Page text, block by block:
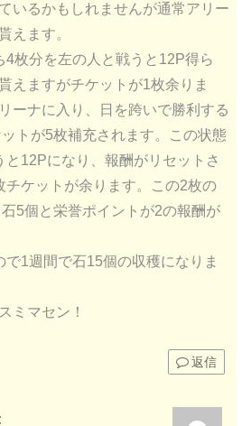
いるかもしれませんが通常アリー
えます。
4枚分を左の人と戦うと12P得ら
えますがチケットが1枚余りま
ーナに入り、日を跨いで勝利する
トが5枚補充されます。この状態
と12Pになり、報酬がリセットさ
チケットが余ります。この2枚の
5個と栄誉ポイントが2の報酬が
1週間で石15個の収穫になりま
ミマセン！
返信